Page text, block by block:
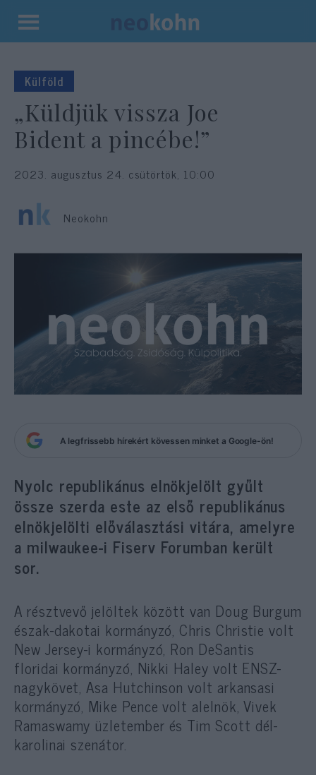
Kilépés
tartalomba
Külföld
„Küldjük vissza Joe
Bident a pincébe!”
2023. augusztus 24. csütörtök, 10:00
Neokohn
A legfrissebb hírekért kövessen minket a Google-ön!
Nyolc republikánus elnökjelölt gyűlt
össze szerda este az első republikánus
elnökjelölti előválasztási vitára, amelyre
a milwaukee-i Fiserv Forumban került
sor.
A résztvevő jelöltek között van Doug Burgum
észak-dakotai kormányzó, Chris Christie volt
New Jersey-i kormányzó, Ron DeSantis
floridai kormányzó, Nikki Haley volt ENSZ-
nagykövet, Asa Hutchinson volt arkansasi
kormányzó, Mike Pence volt alelnök, Vivek
Ramaswamy üzletember és Tim Scott dél-
karolinai szenátor.